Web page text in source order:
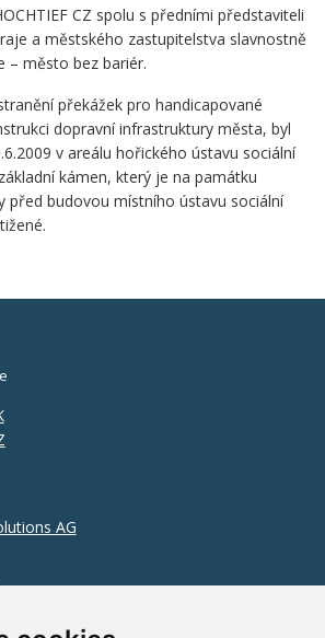
CZ spolu s předními představiteli
a městského zastupitelstva slavnostně
– město bez bariér.
překážek pro handicapované
dopravní infrastruktury města, byl
v areálu hořického ústavu sociální
kámen, který je na památku
před budovou místního ústavu sociální
AG